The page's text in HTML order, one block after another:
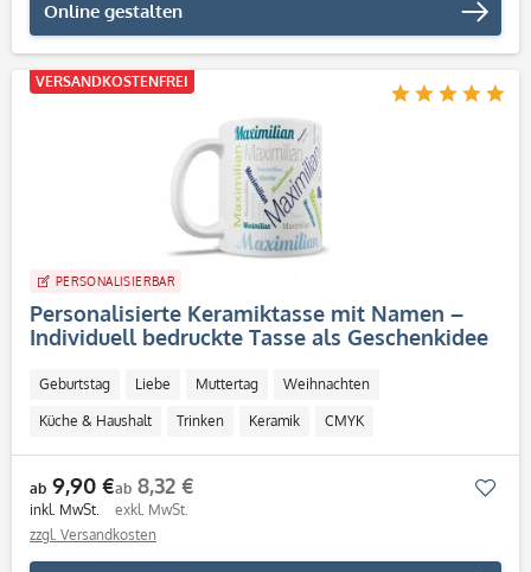
Online gestalten
VERSANDKOSTENFREI
PERSONALISIERBAR
Personalisierte Keramiktasse mit Namen –
Individuell bedruckte Tasse als Geschenkidee
Geburtstag Liebe Muttertag Weihnachten
Küche & Haushalt Trinken Keramik CMYK
Personalisierbar / Onlinegestaltung
ab 9,90 €
inkl. MwSt.
ab 8,32 €
exkl. MwSt.
zzgl. Versandkosten